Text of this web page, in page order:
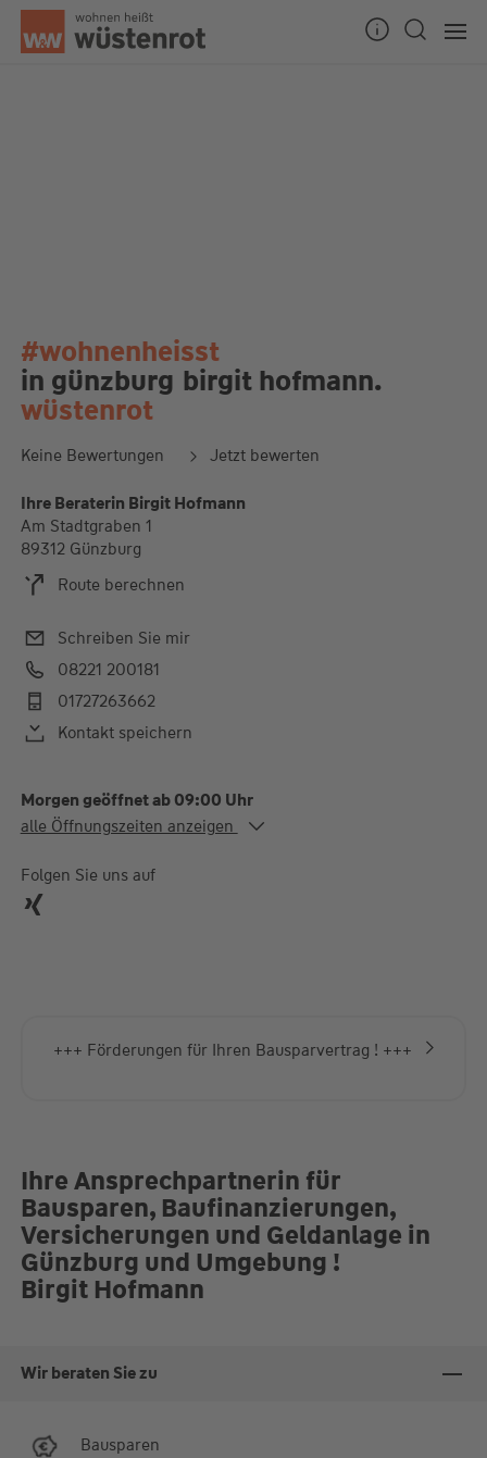
#wohnenheisst
in günzburg birgit hofmann.
wüstenrot
Keine Bewertungen Jetzt bewerten
Ihre Beraterin Birgit Hofmann
Am Stadtgraben 1
89312 Günzburg
Route berechnen
Schreiben Sie mir
08221 200181
01727263662
Kontakt speichern
Morgen geöffnet ab 09:00 Uhr
Alle Öffnungszeiten
Fr.
Termine gerne auch nach telefonischer Vereinbarung unter
08221-200181
alle Öffnungszeiten anzeigen
Folgen Sie uns auf
+++ Förderungen für Ihren Bausparvertrag ! +++
Ihre Ansprechpartnerin für
Bausparen, Baufinanzierungen,
Versicherungen und Geldanlage in
Günzburg und Umgebung !
Birgit Hofmann
Wir beraten Sie zu
Bausparen